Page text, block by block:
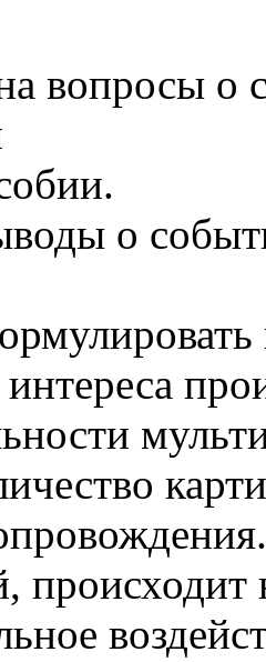
вопросы о
о